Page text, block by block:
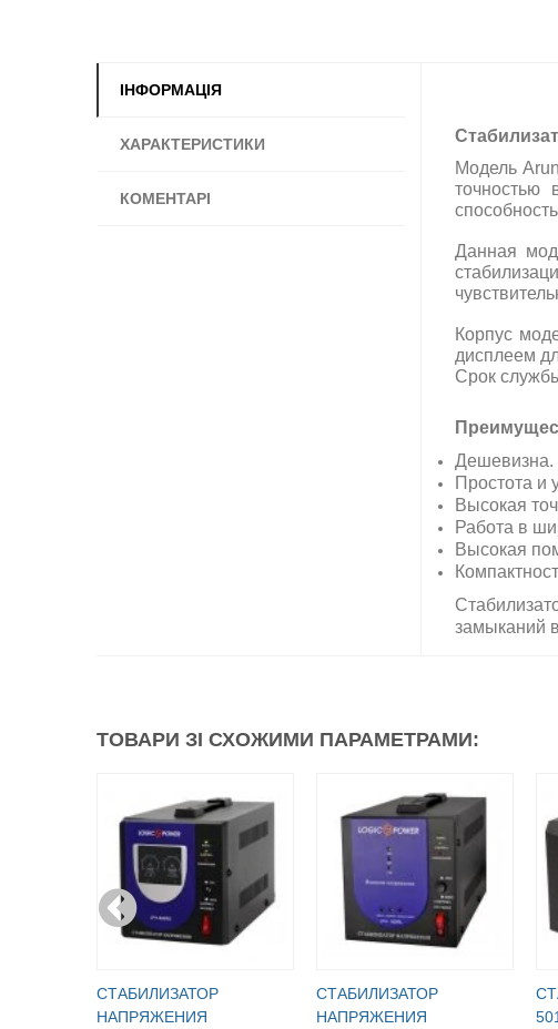
ІНФОРМАЦІЯ
ХАРАКТЕРИСТИКИ
КОМЕНТАРІ
Модель
точностью
Данная
Корпус
дисплеем
Срок
Дешевизна.
Простота и
Высокая
Работа в
Высокая
замыканий
ТОВАРИ ЗІ СХОЖИМИ ПАРАМЕТРАМИ:
СТАБИЛИЗАТОР
НАПРЯЖЕНИЯ
СТАБИЛИЗАТОР
НАПРЯЖЕНИЯ